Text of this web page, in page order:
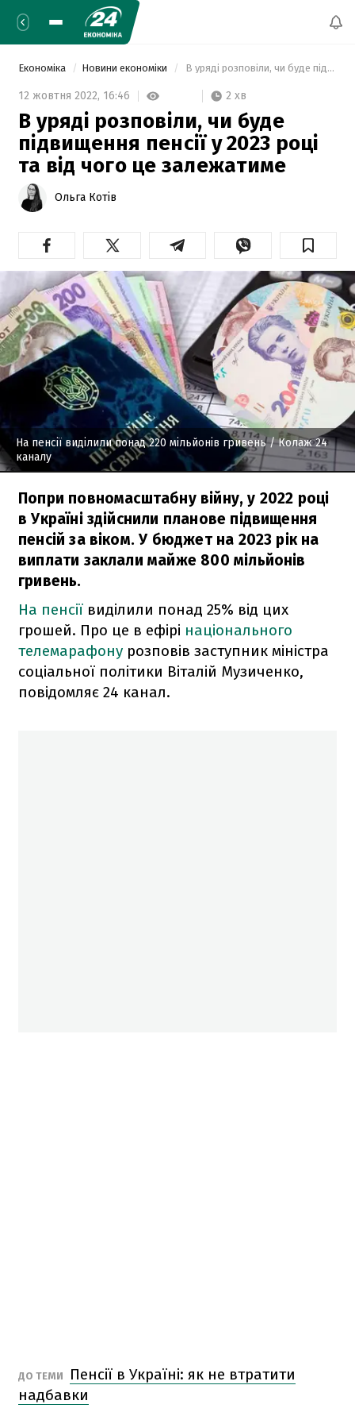
Економіка Новини економіки В уряді розповіли, чи буде підвищення пенсії у 2023 році та від чого це залежатиме
12 жовтня 2022, 16:46 2 хв
В уряді розповіли, чи буде
підвищення пенсії у 2023 році
та від чого це залежатиме
Ольга Котів
На пенсії виділили понад 220 мільйонів гривень/ Колаж 24
каналу
Попри повномасштабну війну, у 2022 році
в Україні здійснили планове підвищення
пенсій за віком. У бюджет на 2023 рік на
виплати заклали майже 800 мільйонів
гривень.
На пенсії виділили понад 25% від цих
грошей. Про це в ефірі національного
телемарафону розповів заступник міністра
соціальної політики Віталій Музиченко,
повідомляє 24 канал.
ДО ТЕМИ
Пенсії в Україні: як не втратити
надбавки